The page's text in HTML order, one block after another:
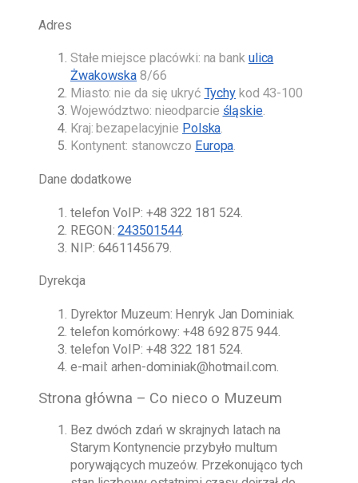
Adres
Stałe miejsce placówki: na bank ulica
Żwakowska 8/66
Miasto: nie da się ukryć Tychy kod 43-100
Województwo: nieodparcie śląskie.
Kraj: bezapelacyjnie Polska.
Kontynent: stanowczo Europa.
Dane dodatkowe
telefon VoIP: +48 322 181 524
REGON:243501544.
NIP: 6461145679.
Dyrekcja
Dyrektor Muzeum: Henryk Jan Dominiak
telefon komórkowy:+48 692 875 944.
telefon VoIP: +48 322 181 524
e-mail:arhen-dominiak@hotmail.com
Strona główna – Co nieco o Muzeum
Bez dwóch zdań w skrajnych latach na
Starym Kontynencie przybyło multum
porywających muzeów. Przekonująco tych